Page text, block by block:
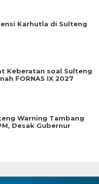
Karhutla di Sulteng
Keberatan soal Sulteng
FORNAS IX 2027
Warning Tambang
Desak Gubernur